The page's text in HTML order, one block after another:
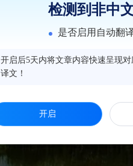
检测到非中
是否启用自动翻
开启后5天内将文章内容快速呈现
译文！
开启